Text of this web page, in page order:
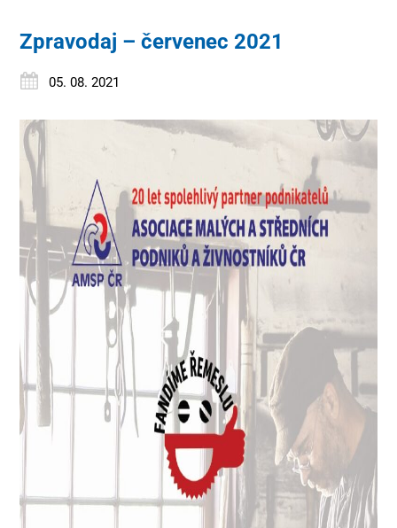
Zpravodaj – červenec 2021
05. 08. 2021